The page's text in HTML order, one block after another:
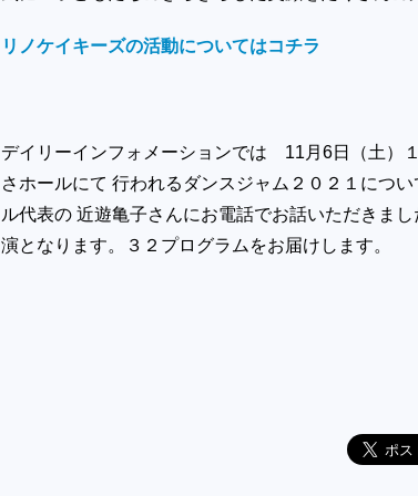
リノケイキーズの活動についてはコチラ
デイリーインフォメーションでは 11月6日（土）
さホールにて 行われるダンスジャム２０２１につ
ル代表の 近遊亀子さんにお電話でお話いただきま
演となります。３２プログラムをお届けします。